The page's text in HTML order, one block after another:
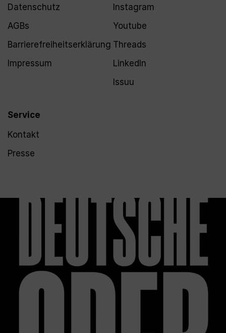
Datenschutz
AGBs
Barrierefreiheitserklärung
Impressum
Service
Kontakt
Presse
Instagram
Youtube
Threads
LinkedIn
Issuu